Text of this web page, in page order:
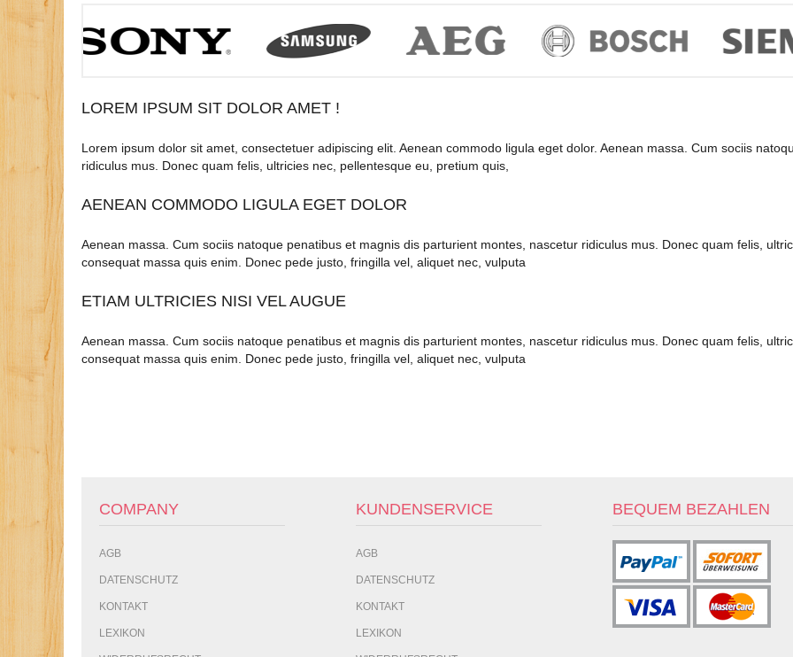
LOREM IPSUM SIT DOLOR AMET !
Lorem ipsum dolor sit amet, consectetuer adipiscing elit. Aenean commodo ligula eget dolor. Aenean massa. Cum sociis
ridiculus mus. Donec quam felis, ultricies nec, pellentesque eu, pretium quis,
AENEAN COMMODO LIGULA EGET DOLOR
Aenean massa. Cum sociis natoque penatibus et magnis dis parturient montes, nascetur ridiculus mus. Donec quam felis,
consequat massa quis enim. Donec pede justo, fringilla vel, aliquet nec, vulputa
ETIAM ULTRICIES NISI VEL AUGUE
Aenean massa. Cum sociis natoque penatibus et magnis dis parturient montes, nascetur ridiculus mus. Donec quam felis,
consequat massa quis enim. Donec pede justo, fringilla vel, aliquet nec, vulputa
COMPANY
AGB
DATENSCHUTZ
KONTAKT
LEXIKON
KUNDENSERVICE
AGB
DATENSCHUTZ
KONTAKT
LEXIKON
BEQUEM BEZAHLEN